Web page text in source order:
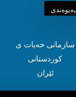
په‌یوه‌ندی
سازمانی خه‌بات ی
کوردستانی
ئێران